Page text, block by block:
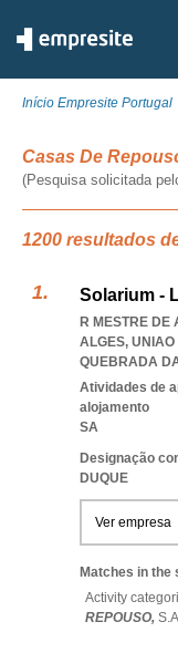
Início Empresite Portugal
Casas De
(Pesquisa solicitada
1200 resultados
Solarium -
R MESTRE DE
ALGES, UNIAO
QUEBRADA
Atividades de
alojamento
SA
Designação
DUQUE
Ver empresa
Matches in the
Activity
REPOUSO,